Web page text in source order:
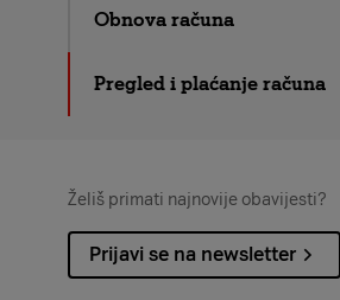
Obnova računa
Pregled i plaćanje računa
Želiš primati najnovije obavijesti?
Prijavi se na newsletter